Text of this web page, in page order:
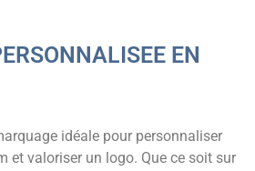
EN
idéale pour personnaliser
et valoriser un logo. Que ce soit sur